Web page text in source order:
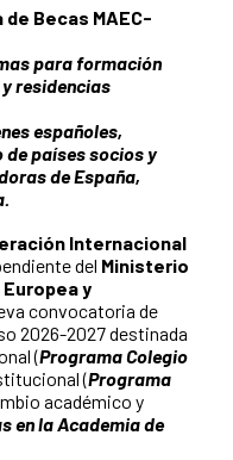
Becas MAEC-
para formación
residencias
españoles,
países socios y
de España,
Internacional
del Ministerio
y
convocatoria de
2026-2027 destinada
(Programa Colegio
(Programa
académico y
en la Academia de